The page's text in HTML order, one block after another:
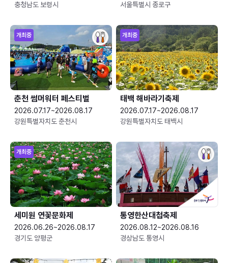
충청남도 보령시
서울특별시 종로구
개최중
춘천 썸머워터 페스티벌
2026.07.17~2026.08.17
강원특별자치도 춘천시
개최중
태백 해바라기축제
2026.07.17~2026.08.17
강원특별자치도 태백시
개최중
세미원 연꽃문화제
2026.06.26~2026.08.17
경기도 양평군
통영한산대첩축제
2026.08.12~2026.08.16
경상남도 통영시